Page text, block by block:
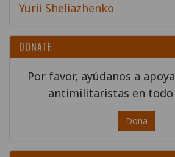
Yurii Sheliazhenko
DONATE
Por favor, ayúdanos a
antimilitaristas en todo
Dona